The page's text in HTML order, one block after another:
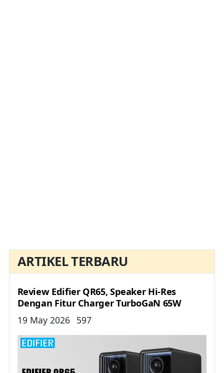
ARTIKEL TERBARU
Review Edifier QR65, Speaker Hi-Res
Dengan Fitur Charger TurboGaN 65W
Details
19 May 2026 597